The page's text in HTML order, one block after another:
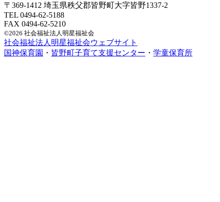
〒369-1412 埼玉県秩父郡皆野町大字皆野1337-2
TEL 0494-62-5188
FAX 0494-62-5210
©2026 社会福祉法人明星福祉会
社会福祉法人明星福祉会ウェブサイト
国神保育園 ・ 皆野町子育て支援センター ・ 学童保育所